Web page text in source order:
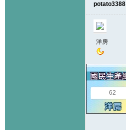
potato3388
洋房
62